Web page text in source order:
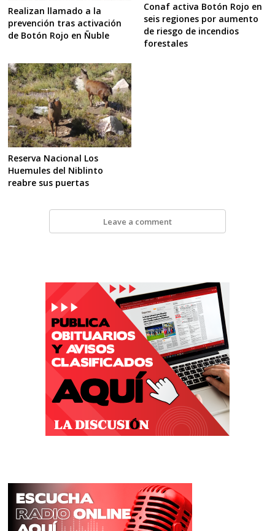
Realizan llamado a la
prevención tras activación
de Botón Rojo en Ñuble
Conaf activa Botón Rojo en
seis regiones por aumento
de riesgo de incendios
forestales
Reserva Nacional Los
Huemules del Niblinto
reabre sus puertas
Leave a comment